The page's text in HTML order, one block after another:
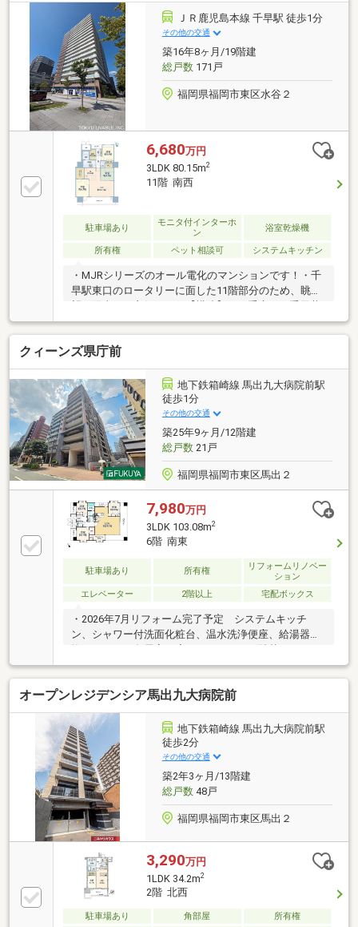
ラブ工法、複層ガラス、防音サッシを採用し、快適性
や遮音性にも配慮された設計です。大切なペットと一
緒に暮らせるマンションです（規約の範囲内）。敷地
内駐車場1台確保可能です（月額3500円～9500円）。
ＪＲ鹿児島本線 千早駅 徒歩1分
その他の交通
築16年8ヶ月/19階建
総戸数171戸
福岡県福岡市東区水谷２
6,680万円
3LDK 80.15m2
11階 南西
駐車場あり
モニタ付インターホ
ン
浴室乾燥機
所有権 ペット相談可 システムキッチン
・MJRシリーズのオール電化のマンションです！・千
早駅東口のロータリーに面した11階部分のため、眺
構造・ボイドスラブ工法・複層ガラス・防音サッシ
【設備】・食器洗い乾燥機・浄水器付混合水栓・浴室
換気暖房乾燥機・浴室カラリ床・追い焚き機能付きオ
ートバス・スロップシンク・ディンプルキー、ダブル
ロック・24時間換気システム【その他】・ペット飼育
可能(規約の範囲内)・宅配ボックス・敷地内駐車場1台
確保できます！（2026年8月2日現在 月額：3500～
9500円）
クィーンズ県庁前
地下鉄箱崎線 馬出九大病院前駅
徒歩1分
その他の交通
築25年9ヶ月/12階建
総戸数21戸
福岡県福岡市東区馬出２
7,980万円
3LDK 103.08m2
6階 南東
駐車場あり 所有権
リフォームリノベー
ション
エレベーター
2階以上 宅配ボックス
・2026年7月リフォーム完了予定 システムキッチ
ン、シャワー付洗面化粧台、温水洗浄便座、給湯器交
換 ＬＤＫ、各居室、廊下フローリング貼替 クロス
全面貼替・南東向き・12階建て6階部分・４面採光、
通風良好な３ＬＤＫ・地下鉄福岡市箱崎線「馬出九大
前駅」徒歩１分
オープンレジデンシア馬出九大病院前
地下鉄箱崎線 馬出九大病院前駅
徒歩2分
その他の交通
築2年3ヶ月/13階建
総戸数48戸
福岡県福岡市東区馬出２
3,290万円
1LDK 34.2m2
2階 北西
駐車場あり 角部屋
所有権